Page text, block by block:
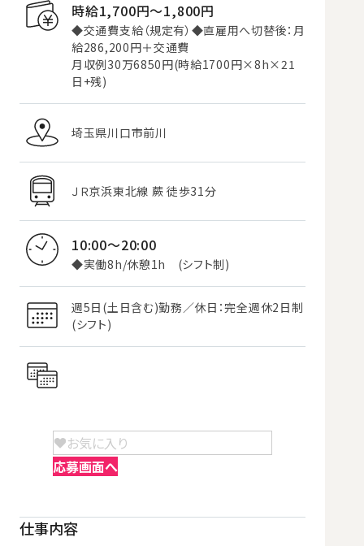
時給1,700円〜1,800円
◆交通費支給（規定有）◆直雇用へ切替後：月
給286,200円＋交通費
月収例30万6850円(時給1700円×8h×21
日+残)
埼玉県川口市前川
ＪＲ京浜東北線 蕨 徒歩31分
10:00～20:00
◆実働8h/休憩1h (シフト制)
週5日(土日含む)勤務／休日：完全週休2日制
(シフト)
お気に入り
応募画面へ
仕事内容